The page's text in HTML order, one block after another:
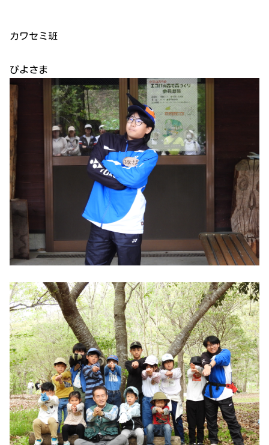
カワセミ班
ぴよさま